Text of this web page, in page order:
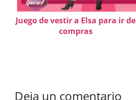
Juego de vestir a Elsa para ir de
compras
Deja un comentario